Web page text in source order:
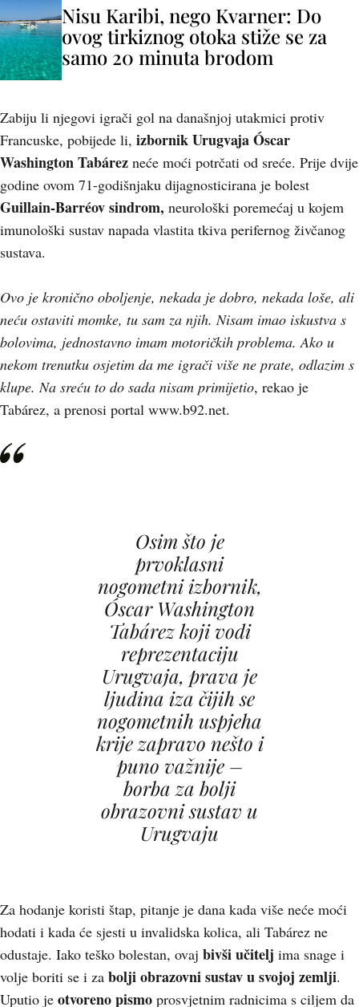
Nisu Karibi, nego Kvarner: Do
ovog tirkiznog otoka stiže se za
samo 20 minuta brodom
Zabiju li njegovi igrači gol na današnjoj utakmici protiv
Francuske, pobijede li, izbornik Urugvaja Óscar
Washington Tabárez neće moći potrčati od sreće. Prije dvije
godine ovom 71-godišnjaku dijagnosticirana je bolest
Guillain-Barréovsindrom, neurološki poremećaj u kojem
imunološki sustav napada vlastita tkiva perifernog živčanog
sustava.
Ovo je kronično oboljenje, nekada je dobro, nekada loše, ali
neću ostaviti momke, tu sam za njih. Nisam imao iskustva s
bolovima, jednostavno imam motoričkih problema. Ako u
nekom trenutku osjetim da me igrači više ne prate, odlazim s
klupe. Na sreću to do sada nisam primijetio, rekao je
Tabárez, a prenosi portal www.b92.net.
Osim što je
prvoklasni
nogometni izbornik,
Óscar Washington
Tabárez koji vodi
reprezentaciju
Urugvaja, prava je
ljudina iza čijih se
nogometnih uspjeha
krije zapravo nešto i
puno važnije –
borba za bolji
obrazovni sustav u
Urugvaju
Za hodanje koristi štap, pitanje je dana kada više neće moći
hodati i kada će sjesti u invalidska kolica, ali Tabárez ne
odustaje. Iako teško bolestan, ovaj bivši učitelj ima snage i
volje boriti se i za bolji obrazovni sustav u svojoj zemlji.
Uputio je otvoreno pismo prosvjetnim radnicima s ciljem da